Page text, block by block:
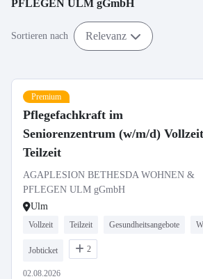
PFLEGEN ULM gGmbH
Sortieren nach Relevanz
Premium
Pflegefachkraft im
Seniorenzentrum (w/m/d)
Teilzeit
AGAPLESION BETHESDA WOHNEN &
PFLEGEN ULM gGmbH
Ulm
Vollzeit Teilzeit Gesundheitsangebote
Jobticket 2
02.08.2026